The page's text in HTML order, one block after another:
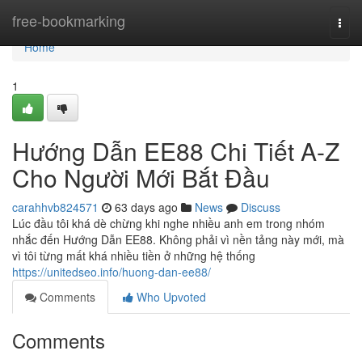
free-bookmarking
Home
Home
1
Hướng Dẫn EE88 Chi Tiết A-Z
Cho Người Mới Bắt Đầu
carahhvb824571 63 days ago News
Discuss
Lúc đầu tôi khá dè chừng khi nghe nhiều anh em trong nhóm
nhắc đến Hướng Dẫn EE88. Không phải vì nền tảng này mới, mà
vì tôi từng mất khá nhiều tiền ở những hệ thống
https://unitedseo.info/huong-dan-ee88/
Comments
Who Upvoted
Comments